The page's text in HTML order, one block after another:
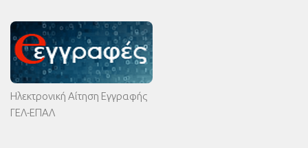
Ηλεκτρονική Αίτηση Εγγραφής
ΓΕΛ-ΕΠΑΛ